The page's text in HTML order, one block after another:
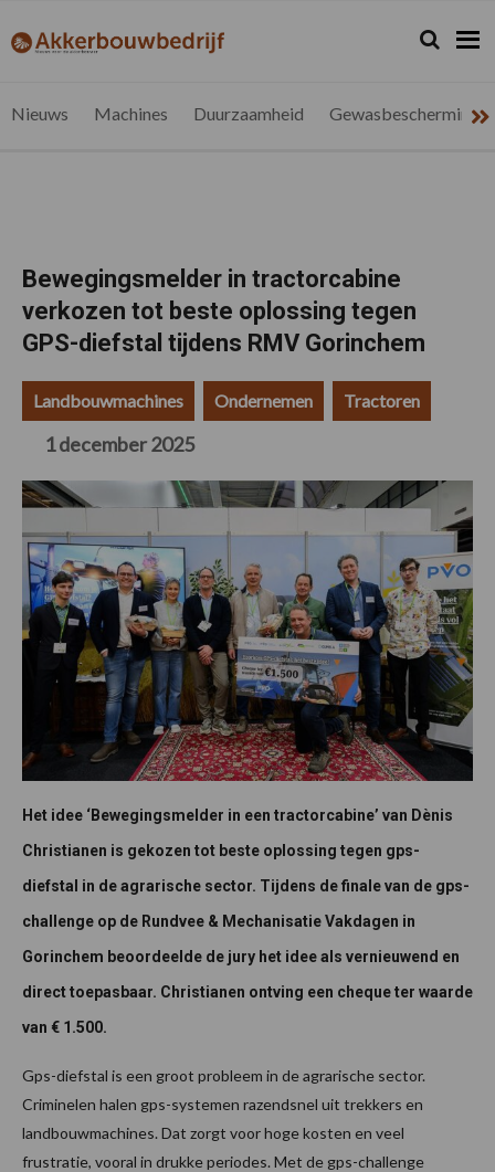
de
de
de
de
akkerbouwbedrijf.be
Nieuws
Zoeken...
Zoek
Nieuws Machines Duurzaamheid Gewasbescherming
Bewegingsmelder in tractorcabine
verkozen tot beste oplossing tegen
GPS-diefstal tijdens RMV Gorinchem
Landbouwmachines Ondernemen Tractoren
1 december 2025
Het idee ‘Bewegingsmelder in een tractorcabine’ van Dènis
Christianen is gekozen tot beste oplossing tegen gps-
diefstal in de agrarische sector. Tijdens de finale van de gps-
challenge op de Rundvee & Mechanisatie Vakdagen in
Gorinchem beoordeelde de jury het idee als vernieuwend en
direct toepasbaar. Christianen ontving een cheque ter waarde
van € 1.500.
Gps-diefstal is een groot probleem in de agrarische sector.
Criminelen halen gps-systemen razendsnel uit trekkers en
landbouwmachines. Dat zorgt voor hoge kosten en veel
frustratie, vooral in drukke periodes. Met de gps-challenge